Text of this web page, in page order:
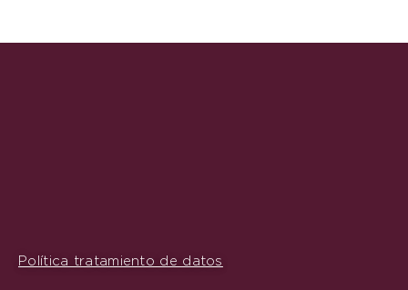
Política tratamiento de datos